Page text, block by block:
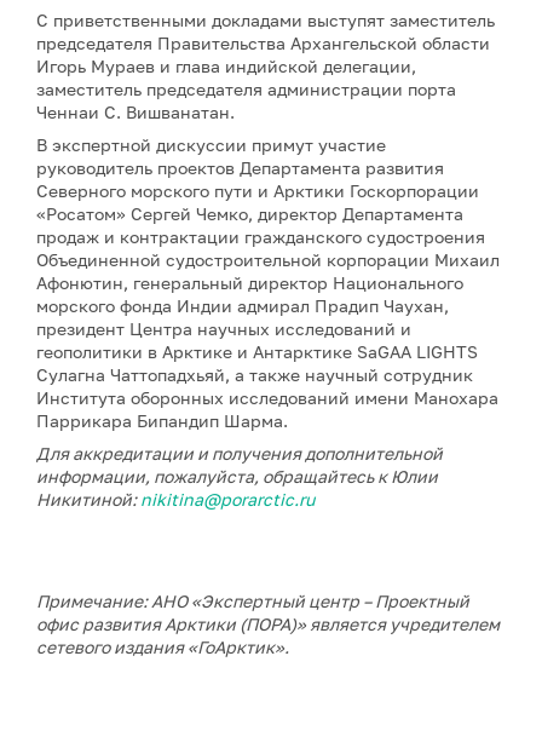
С приветственными докладами выступят заместитель
председателя Правительства Архангельской области
Игорь Мураев и глава индийской делегации,
заместитель председателя администрации порта
Ченнаи С. Вишванатан.
В экспертной дискуссии примут участие
руководитель проектов Департамента развития
Северного морского пути и Арктики Госкорпорации
«Росатом» Сергей Чемко, директор Департамента
продаж и контрактации гражданского судостроения
Объединенной судостроительной корпорации Михаил
Афонютин, генеральный директор Национального
морского фонда Индии адмирал Прадип Чаухан,
президент Центра научных исследований и
геополитики в Арктике и Антарктике SaGAA LIGHTS
Сулагна Чаттопадхьяй, а также научный сотрудник
Института оборонных исследований имени Манохара
Паррикара Бипандип Шарма.
Для аккредитации и получения дополнительной
информации, пожалуйста, обращайтесь к Юлии
Никитиной:nikitina@porarctic.ru
Примечание: АНО «Экспертный центр – Проектный
офис развития Арктики (ПОРА)» является учредителем
сетевого издания «ГоАрктик».